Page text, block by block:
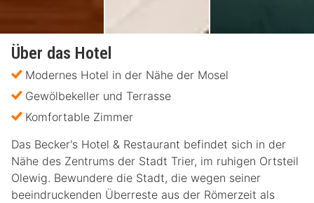
Über das Hotel
Modernes Hotel in der Nähe der Mosel
Gewölbekeller und Terrasse
Komfortable Zimmer
Das Becker's Hotel & Restaurant befindet sich in der
Nähe des Zentrums der Stadt Trier, im ruhigen Ortsteil
Olewig. Bewundere die Stadt, die wegen seiner
beeindruckenden Überreste aus der Römerzeit als